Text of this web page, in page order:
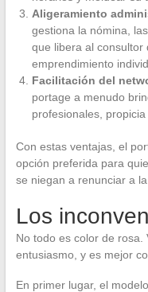
Aligeramiento
gestiona la nómina,
que libera al consultor
emprendimiento
Facilitación del
portage a menudo
profesionales,
Con estas ventajas, el
opción preferida para
se niegan a renunciar a
Los
No todo es color de
entusiasmo, y es mejor
En primer lugar, el